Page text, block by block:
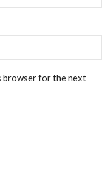
browser for the next